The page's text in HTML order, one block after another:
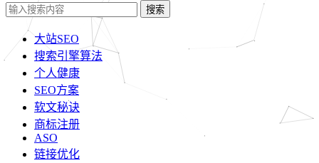
搜索
大站SEO
搜索引擎算法
个人健康
SEO方案
软文秘诀
商标注册
ASO
链接优化